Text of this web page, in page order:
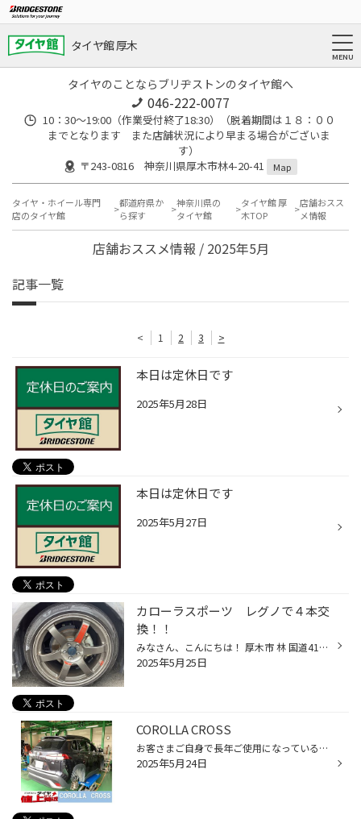
タイヤ館 厚木
タイヤのことならブリヂストンのタイヤ館へ
046-222-0077
10：30～19:00（作業受付終了18:30）（脱着期間は１８：００
までとなります また店舗状況により早まる場合がございま
す）
〒243-0816 神奈川県厚木市林4-20-41
Map
タイヤ・ホイール専門
店のタイヤ館
都道府県か
ら探す
神奈川県の
タイヤ館
タイヤ館 厚
木TOP
店舗おスス
メ情報
店舗おススメ情報 / 2025年5月
記事一覧
< 1 2 3 >
本日は定休日です
2025年5月28日
本日は定休日です
2025年5月27日
カローラスポーツ レグノで４本交
換！！
みなさん、こんにちは！ 厚木市 林 国道412号線沿い ゴルフ用品の ゴルフドゥ さん向かいの タイヤ館厚木店 カスタマイズ大好き ざわちん です(*´◒`*) 本日は カローラスポーツ の タイヤ交換 をご紹介いたします(#^.^#) こちらのお客様は 静かなタイヤに変えたい とご来店されました 前回は、ポテ...
2025年5月25日
COROLLA CROSS
お客さまご自身で長年ご使用になっているからとの事でご来店いただき、 タイヤの無料点検を行ったところ、 摩耗も進行しており、残溝も2.43mmになっていました。 ※使用限度は1.6mmです。 そこで現状をご説明し、お客さまとご相談した結果、 タイヤ交換させていただだくことになりました。 お客様は...
2025年5月24日